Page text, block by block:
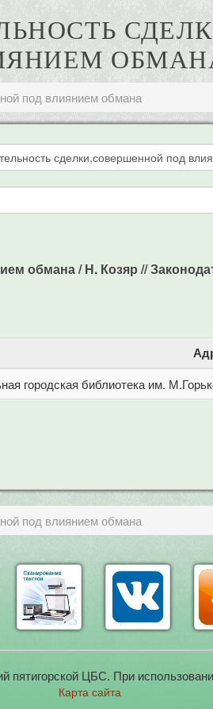
под влиянием обмана
обмана / Н. Козяр //
городская библиотека им.
под влиянием обмана
ЦБС. При
Карта сайта